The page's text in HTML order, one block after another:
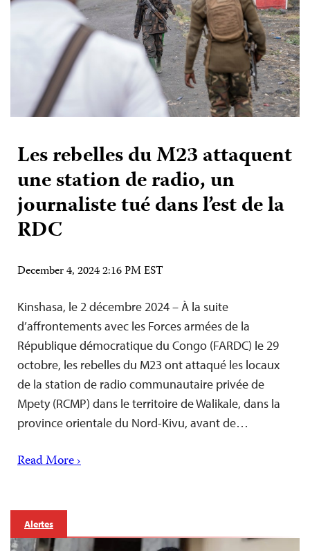
Les rebelles du M23 attaquent
une station de radio, un
journaliste tué dans l’est de la
RDC
December 4, 2024 2:16 PM EST
Kinshasa, le 2 décembre 2024 – À la suite
d’affrontements avec les Forces armées de la
République démocratique du Congo (FARDC) le 29
octobre, les rebelles du M23 ont attaqué les locaux
de la station de radio communautaire privée de
Mpety (RCMP) dans le territoire de Walikale, dans la
province orientale du Nord-Kivu, avant de…
Read More ›
Alertes